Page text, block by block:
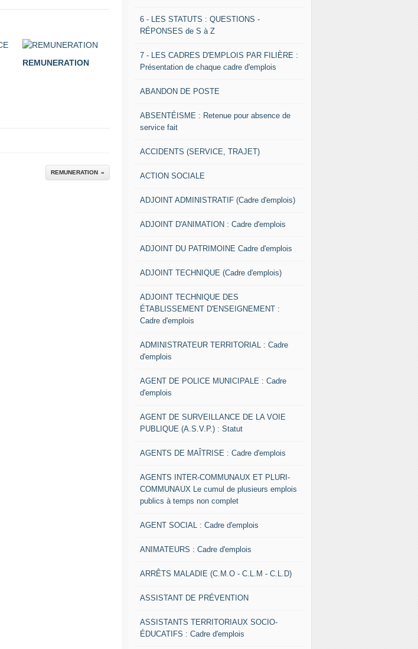
REMUNERATION
REMUNERATION
6 - LES STATUTS : QUESTIONS -
RÉPONSES de S à Z
7 - LES CADRES D'EMPLOIS PAR FILIÈRE :
Présentation de chaque cadre d'emplois
ABANDON DE POSTE
ABSENTÉISME : Retenue pour absence de
service fait
ACCIDENTS (SERVICE, TRAJET)
ACTION SOCIALE
ADJOINT ADMINISTRATIF (Cadre d'emplois)
ADJOINT D'ANIMATION : Cadre d'emplois
ADJOINT DU PATRIMOINE Cadre d'emplois
ADJOINT TECHNIQUE (Cadre d'emplois)
ADJOINT TECHNIQUE DES
ÉTABLISSEMENT D'ENSEIGNEMENT :
Cadre d'emplois
ADMINISTRATEUR TERRITORIAL : Cadre
d'emplois
AGENT DE POLICE MUNICIPALE : Cadre
d'emplois
AGENT DE SURVEILLANCE DE LA VOIE
PUBLIQUE (A.S.V.P.) : Statut
AGENTS DE MAÎTRISE : Cadre d'emplois
AGENTS INTER-COMMUNAUX ET PLURI-
COMMUNAUX Le cumul de plusieurs emplois
publics à temps non complet
AGENT SOCIAL : Cadre d'emplois
ANIMATEURS : Cadre d'emplois
ARRÊTS MALADIE (C.M.O - C.L.M - C.L.D)
ASSISTANT DE PRÉVENTION
ASSISTANTS TERRITORIAUX SOCIO-
ÉDUCATIFS : Cadre d'emplois